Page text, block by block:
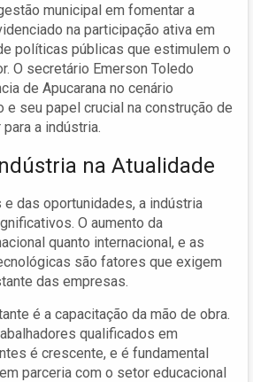
municipal em fomentar a
na participação ativa em
políticas públicas que estimulem o
O secretário Emerson Toledo
de Apucarana no cenário
e seu papel crucial na construção de
a indústria.
na Atualidade
das oportunidades, a indústria
O aumento da
quanto internacional, e as
são fatores que exigem
das empresas.
é a capacitação da mão de obra.
qualificados em
é crescente, e é fundamental
parceria com o setor educacional